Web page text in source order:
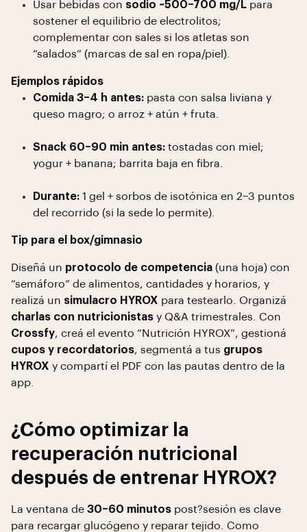
Usar bebidas con sodio ~500–700 mg/L para
sostener el equilibrio de electrolitos;
complementar con sales si los atletas son
“salados” (marcas de sal en ropa/piel).
Ejemplos rápidos
Comida 3–4 h antes: pasta con salsa liviana y
queso magro; o arroz + atún + fruta.
Snack 60–90 min antes: tostadas con miel;
yogur + banana; barrita baja en fibra.
Durante: 1 gel + sorbos de isotónica en 2–3 puntos
del recorrido (si la sede lo permite).
Tip para el box/gimnasio
Diseñá un protocolo de competencia (una hoja) con
“semáforo” de alimentos, cantidades y horarios, y
realizá un simulacro HYROX para testearlo. Organizá
charlas con nutricionistas y Q&A trimestrales. Con
Crossfy, creá el evento “Nutrición HYROX”, gestioná
cupos y recordatorios, segmentá a tus grupos
HYROX y compartí el PDF con las pautas dentro de la
app.
¿Cómo optimizar la
recuperación nutricional
después de entrenar HYROX?
La ventana de 30–60 minutos post?sesión es clave
para recargar glucógeno y reparar tejido. Como